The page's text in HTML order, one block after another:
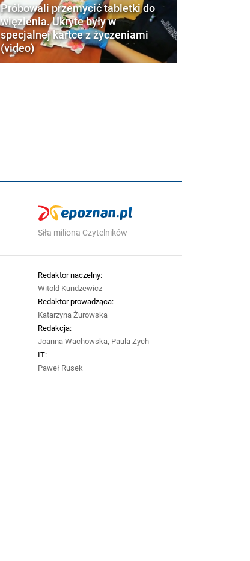
Próbowali przemycić tabletki do
więzienia. Ukryte były w
specjalnej kartce z życzeniami
(video)
Siła miliona Czytelników
Redaktor naczelny:
Witold Kundzewicz
Redaktor prowadząca:
Katarzyna Żurowska
Redakcja:
Joanna Wachowska, Paula Zych
IT:
Paweł Rusek